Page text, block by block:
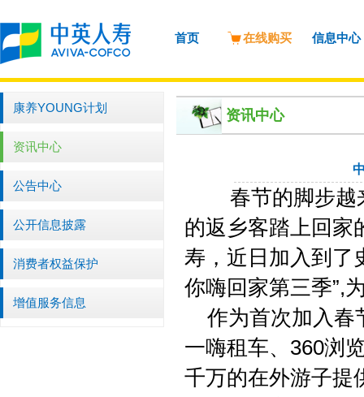
首页 在线购买 信息中心
康养YOUNG计划
资讯中心
公告中心
公开信息披露
消费者权益保护
增值服务信息
资讯中心
春节的脚步越
的返乡客踏上回家
寿，近日加入到
你嗨回家第三季”,
作为首次加入春
一嗨租车、360浏
千万的在外游子提